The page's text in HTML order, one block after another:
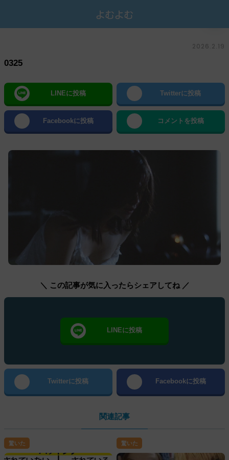
2026.2.19
0325
LINEに投稿 Twitterに投稿
Facebookに投稿 コメントを投稿
＼ この記事が気に入ったらシェアしてね ／
LINEに投稿
Twitterに投稿 Facebookに投稿
関連記事
驚いた 驚いた